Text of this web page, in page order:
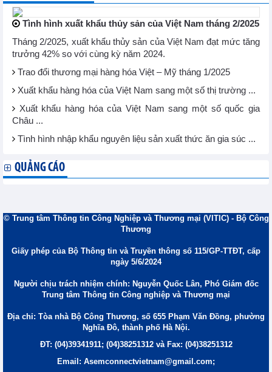
Tình hình xuất khẩu thủy sản của Việt Nam tháng 2/2025
Tháng 2/2025, xuất khẩu thủy sản của Việt Nam đạt mức tăng
trưởng 42% so với cùng kỳ năm 2024.
Trao đổi thương mại hàng hóa Việt – Mỹ tháng 1/2025
Xuất khẩu hàng hóa của Việt Nam sang một số thị trường ...
Xuất khẩu hàng hóa của Việt Nam sang một số quốc gia
Châu ...
Tình hình nhập khẩu nguyên liệu sản xuất thức ăn gia súc ...
QUẢNG CÁO
© Trung tâm Thông tin Công Nghiệp và Thương mại (VITIC) - Bộ Công
Thương
Giấy phép của Bộ Thông tin và Truyền thông số 115/GP-TTĐT, cấp
ngày 5/6/2024
Người chịu trách nhiệm chính: Nguyễn Quốc Lân, Phó Giám đốc
Trung tâm Thông tin Công nghiệp và Thương mại
Địa chỉ: Tòa nhà Bộ Công Thương, số 655 Phạm Văn Đồng, phường
Nghĩa Đô, thành phố Hà Nội.
ĐT: (04)39341911; (04)38251312 và Fax: (04)38251312
Email: Asemconnectvietnam@gmail.com;